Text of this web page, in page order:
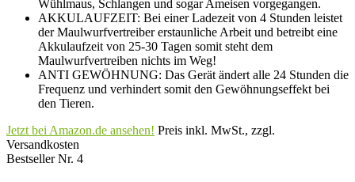
Wühlmaus, Schlangen und sogar Ameisen vorgegangen.
AKKULAUFZEIT: Bei einer Ladezeit von 4 Stunden leistet
der Maulwurfvertreiber erstaunliche Arbeit und betreibt eine
Akkulaufzeit von 25-30 Tagen somit steht dem
Maulwurfvertreiben nichts im Weg!
ANTI GEWÖHNUNG: Das Gerät ändert alle 24 Stunden die
Frequenz und verhindert somit den Gewöhnungseffekt bei
den Tieren.
Jetzt bei Amazon.de ansehen! Preis inkl. MwSt., zzgl.
Versandkosten
Bestseller Nr. 4